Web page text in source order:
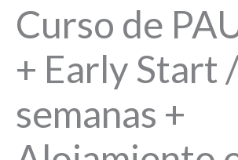
Curso de
+ Early Start
semanas +